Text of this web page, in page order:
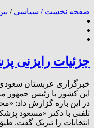
صفحه نخست / سیاسی /
جزئیات رایزنی
خبرگزاری عربستان سعودی
این کشور با رئیس جمهور
در این باره گزارش داد:
تلفنی با دکتر «مسعود
انتخابات را تبریک گفت.